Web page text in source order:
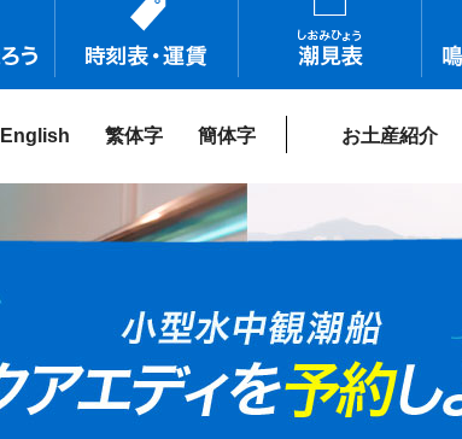
English 繁体字 簡体字 お土産紹介